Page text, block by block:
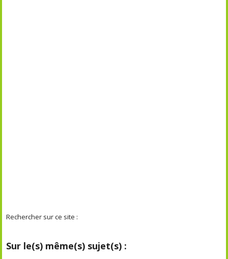
Rechercher sur ce site :
Sur le(s) même(s) sujet(s) :